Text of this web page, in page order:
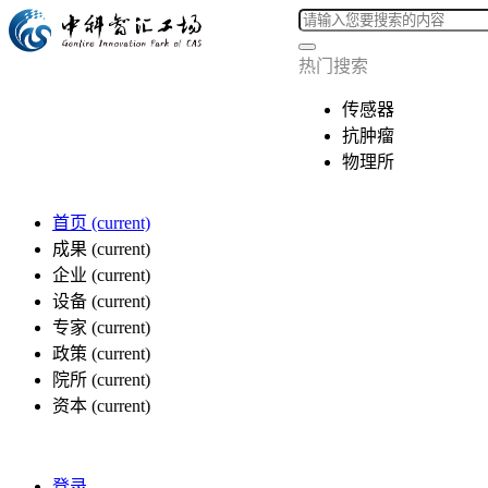
热门搜索
传感器
抗肿瘤
物理所
首页 (current)
成果 (current)
企业 (current)
设备 (current)
专家 (current)
政策 (current)
院所 (current)
资本 (current)